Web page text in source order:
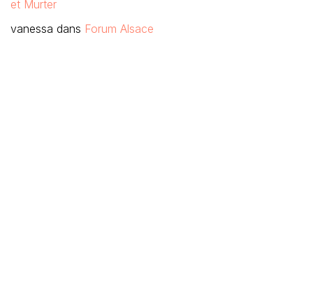
et Murter
vanessa dans Forum Alsace